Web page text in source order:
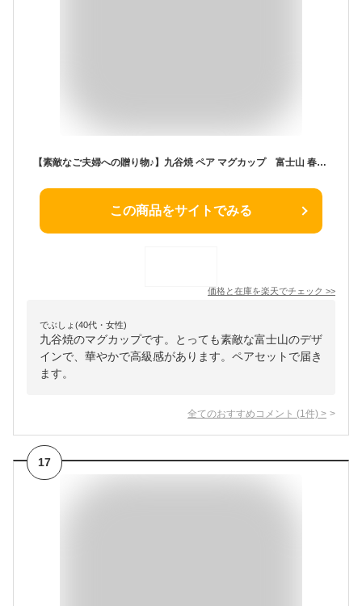
【素敵なご夫婦への贈り物♪】九谷焼 ペア マグカップ 富士山 春秋の図（ 金婚式 銀婚式 結婚記念日 両親 妻 夫 母の日 父の日 ギフト お祝い プレゼント ）
この商品をサイトでみる
価格と在庫を楽天でチェック >>
でぶしょ(40代・女性)
九谷焼のマグカップです。とっても素敵な富士山のデザ
インで、華やかで高級感があります。ペアセットで届き
ます。
全てのおすすめコメント (1 件) >
17